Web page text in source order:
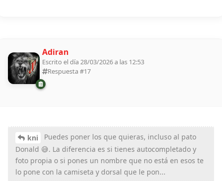
Adiran
Escrito el día 28/03/2026 a las 12:53
Respuesta #17
kni
Puedes poner los que quieras, incluso al pato
Donald 😅. La diferencia es si tienes autocompletado y
foto propia o si pones un nombre que no está en esos te
lo pone con la camiseta y dorsal que le pon...